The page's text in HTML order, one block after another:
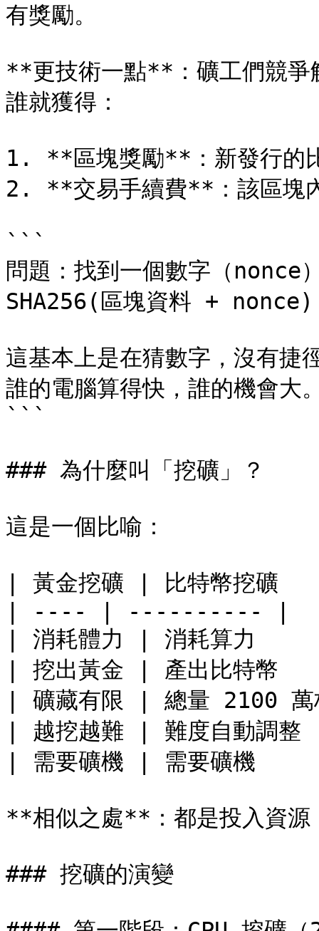
有獎勵。
**更技術一點**：礦工們競爭
誰就獲得：
1. **區塊獎勵**：新發行的
2. **交易手續費**：該區塊
```
問題：找到一個數字（nonce
SHA256(區塊資料 +
這基本上是在猜數字，沒有捷
誰的電腦算得快，誰的機會大
```
### 為什麼叫「挖礦」？
這是一個比喻：
| 黃金挖礦 | 比特幣挖
| ---- | ---------- |
| 消耗體力 | 消耗算力
| 挖出黃金 | 產出比特
| 礦藏有限 | 總量 2100
| 越挖越難 | 難度自動調
| 需要礦機 | 需要礦機
**相似之處**：都是投入資源
### 挖礦的演變